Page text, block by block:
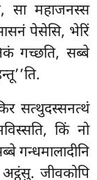
सा महाजनस्स
पेसेसि, भेरिं
गच्छति, सब्बे
सत्थुदस्सनत्थं
किं नो
गन्धमालादीनि
जीवकोपि